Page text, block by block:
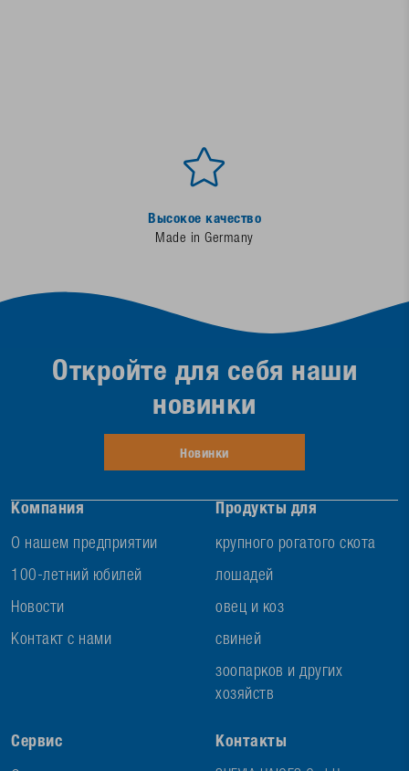
Высокое качество
Made in Germany
Компания
О нашем предприятии
100-летний юбилей
Новости
Контакт с нами
Продукты для
крупного рогатого скота
лошадей
овец и коз
свиней
зоопарков и других
хозяйств
Сервис Контакты
Откройте для себя наши
новинки
Новинки